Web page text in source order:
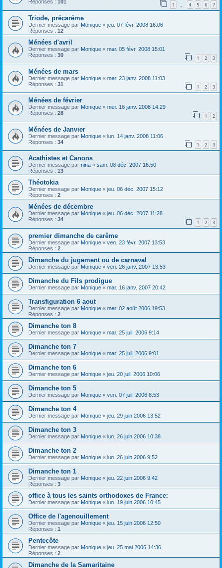
Réponses : 101 1 … 4 5 6 7
Triode, précarême
Dernier message par Monique « jeu. 07 févr. 2008 16:06
Réponses : 12
Ménées d'avril
Dernier message par Monique « mar. 05 févr. 2008 15:01
Réponses : 30 1 2 3
Ménées de mars
Dernier message par Monique « mer. 23 janv. 2008 11:03
Réponses : 31 1 2 3
Ménées de février
Dernier message par Monique « mer. 16 janv. 2008 14:29
Réponses : 28 1 2
Ménées de Janvier
Dernier message par Monique « lun. 14 janv. 2008 11:06
Réponses : 34 1 2 3
Acathistes et Canons
Dernier message par nina « sam. 08 déc. 2007 16:50
Réponses : 13
Théotokia
Dernier message par Monique « jeu. 06 déc. 2007 15:12
Réponses : 2
Ménées de décembre
Dernier message par Monique « jeu. 06 déc. 2007 11:28
Réponses : 34 1 2 3
premier dimanche de carême
Dernier message par Monique « ven. 23 févr. 2007 13:53
Réponses : 2
Dimanche du jugement ou de carnaval
Dernier message par Monique « ven. 26 janv. 2007 13:53
Dimanche du Fils prodigue
Dernier message par Monique « mar. 16 janv. 2007 20:42
Transfiguration 6 aout
Dernier message par Monique « mer. 02 août 2006 19:53
Réponses : 2
Dimanche ton 8
Dernier message par Monique « mar. 25 juil. 2006 9:14
Dimanche ton 7
Dernier message par Monique « mar. 25 juil. 2006 9:01
Dimanche ton 6
Dernier message par Monique « jeu. 20 juil. 2006 10:06
Dimanche ton 5
Dernier message par Monique « ven. 07 juil. 2006 8:53
Dimanche ton 4
Dernier message par Monique « jeu. 29 juin 2006 13:52
Dimanche ton 3
Dernier message par Monique « lun. 26 juin 2006 10:38
Dimanche ton 2
Dernier message par Monique « lun. 26 juin 2006 9:52
Dimanche ton 1
Dernier message par Monique « jeu. 22 juin 2006 9:42
Réponses : 3
office à tous les saints orthodoxes de France:
Dernier message par Monique « lun. 19 juin 2006 10:45
Office de l'agenouillement
Dernier message par Monique « jeu. 15 juin 2006 12:50
Réponses : 1
Pentecôte
Dernier message par Monique « jeu. 25 mai 2006 14:36
Réponses : 2
Dimanche de la Samaritaine